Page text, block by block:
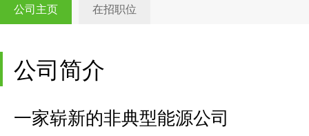
公司主页 在招职位
公司简介
一家崭新的非典型能源公司